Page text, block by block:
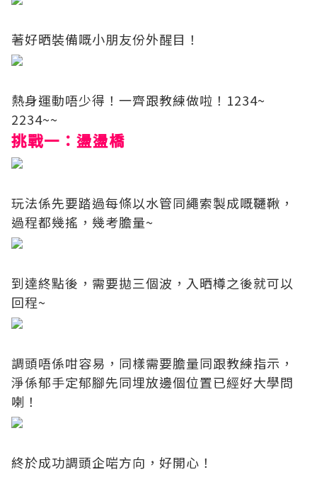
著好晒裝備嘅小朋友份外醒目！
熱身運動唔少得！一齊跟教練做啦！1234~
2234~~
挑戰一：盪盪橋
玩法係先要踏過每條以水管同繩索製成嘅韆鞦，
過程都幾搖，幾考膽量~
到達終點後，需要拋三個波，入晒樽之後就可以
回程~
調頭唔係咁容易，同樣需要膽量同跟教練指示，
淨係郁手定郁腳先同埋放邊個位置已經好大學問
喇！
終於成功調頭企啱方向，好開心！